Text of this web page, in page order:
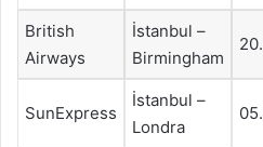
British
Airways
İstanbul –
Birmingham
SunExpress
İstanbul –
Londra